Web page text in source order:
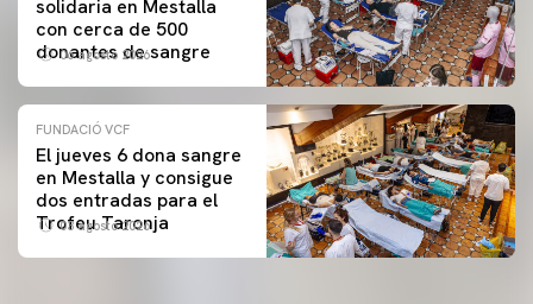
solidaria en Mestalla
con cerca de 500
donantes de sangre
06 agosto 2026
FUNDACIÓ VCF
El jueves 6 dona sangre
en Mestalla y consigue
dos entradas para el
Trofeu Taronja
03 agosto 2026